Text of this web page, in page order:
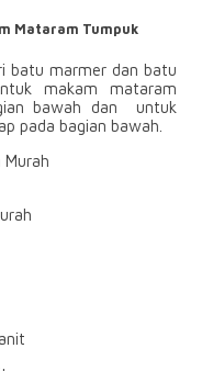
Mataram Tumpuk
batu marmer dan batu
makam mataram
bawah dan untuk
pada bagian bawah.